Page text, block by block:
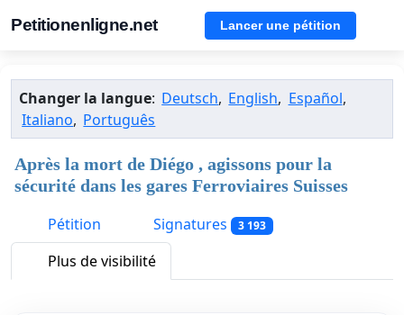
Petitionenligne.net Lancer une pétition
Changer la langue: Deutsch, English, Español,
Italiano, Português
Après la mort de Diégo , agissons pour la
sécurité dans les gares Ferroviaires Suisses
Pétition
Signatures 3 193
Plus de visibilité